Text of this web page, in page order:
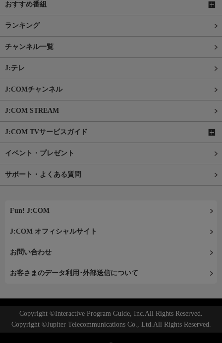
おすすめ番組
ランキング
チャンネル一覧
J:テレ
J:COMチャンネル
J:COM STREAM
J:COM TVサービスガイド
イベント・プレゼント
サポート・よくある質問
Fun! J:COM
J:COM オフィシャルサイト
お問い合わせ
お客さまのデータ利用･外部送信について
Copyright ©Interactive Program Guide, Inc.All Rights Reserved.
Copyright ©Jupiter Telecommunications Co., Ltd.All Rights Reserved.